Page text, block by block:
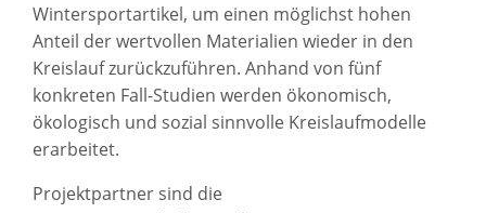
Wintersportartikel, um einen möglichst hohen
Anteil der wertvollen Materialien wieder in den
Kreislauf zurückzuführen. Anhand von fünf
konkreten Fall-Studien werden ökonomisch,
ökologisch und sozial sinnvolle Kreislaufmodelle
erarbeitet.
Projektpartner sind die